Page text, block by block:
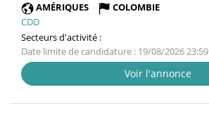
AMÉRIQUES
COLOMBIE
CDD
Secteurs d'activité :
Date limite de candidature : 19/08/2026 23:59
Voir l'annonce